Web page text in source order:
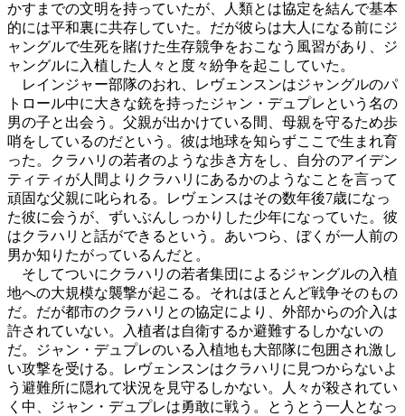
かすまでの文明を持っていたが、人類とは協定を結んで基本
的には平和裏に共存していた。だが彼らは大人になる前にジ
ャングルで生死を賭けた生存競争をおこなう風習があり、ジ
ャングルに入植した人々と度々紛争を起こしていた。
レインジャー部隊のおれ、レヴェンスンはジャングルのパ
トロール中に大きな銃を持ったジャン・デュプレという名の
男の子と出会う。父親が出かけている間、母親を守るため歩
哨をしているのだという。彼は地球を知らずここで生まれ育
った。クラハリの若者のような歩き方をし、自分のアイデン
ティティが人間よりクラハリにあるかのようなことを言って
頑固な父親に叱られる。レヴェンスはその数年後7歳になっ
た彼に会うが、ずいぶんしっかりした少年になっていた。彼
はクラハリと話ができるという。あいつら、ぼくが一人前の
男か知りたがっているんだと。
そしてついにクラハリの若者集団によるジャングルの入植
地への大規模な襲撃が起こる。それはほとんど戦争そのもの
だ。だが都市のクラハリとの協定により、外部からの介入は
許されていない。入植者は自衛するか避難するしかないの
だ。ジャン・デュプレのいる入植地も大部隊に包囲され激し
い攻撃を受ける。レヴェンスンはクラハリに見つからないよ
う避難所に隠れて状況を見守るしかない。人々が殺されてい
く中、ジャン・デュプレは勇敢に戦う。とうとう一人となっ